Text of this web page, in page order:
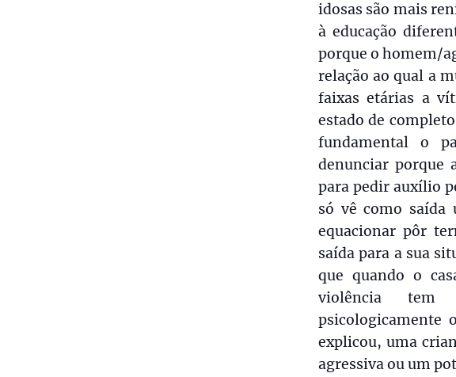
idosas são mais
à educação
porque o homem/
relação ao qual a
faixas etárias a
estado de
fundamental o
denunciar porque
para pedir auxílio
só vê como saída
equacionar pôr
saída para a sua
que quando o
violência tem
psicologicamente
explicou, uma
agressiva ou um